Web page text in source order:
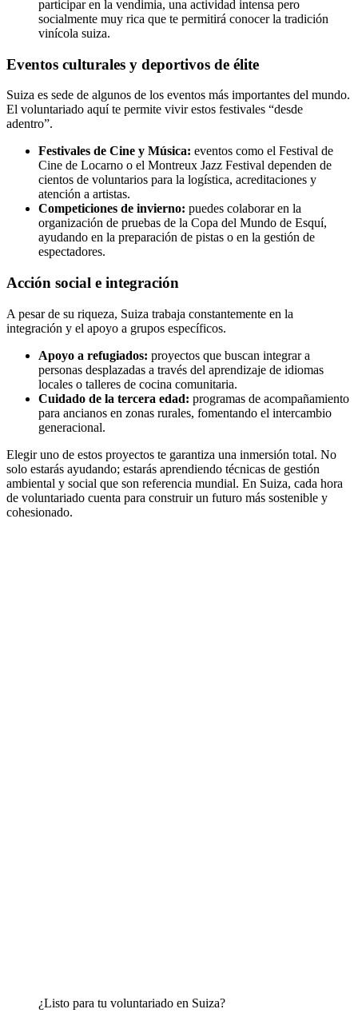
participar en la vendimia, una actividad intensa pero
socialmente muy rica que te permitirá conocer la tradición
vinícola suiza.
Eventos culturales y deportivos de élite
Suiza es sede de algunos de los eventos más importantes del mundo.
El voluntariado aquí te permite vivir estos festivales “desde
adentro”.
Festivales de Cine y Música: eventos como el Festival de
Cine de Locarno o el Montreux Jazz Festival dependen de
cientos de voluntarios para la logística, acreditaciones y
atención a artistas.
Competiciones de invierno: puedes colaborar en la
organización de pruebas de la Copa del Mundo de Esquí,
ayudando en la preparación de pistas o en la gestión de
espectadores.
Acción social e integración
A pesar de su riqueza, Suiza trabaja constantemente en la
integración y el apoyo a grupos específicos.
Apoyo a refugiados: proyectos que buscan integrar a
personas desplazadas a través del aprendizaje de idiomas
locales o talleres de cocina comunitaria.
Cuidado de la tercera edad: programas de acompañamiento
para ancianos en zonas rurales, fomentando el intercambio
generacional.
Elegir uno de estos proyectos te garantiza una inmersión total. No
solo estarás ayudando; estarás aprendiendo técnicas de gestión
ambiental y social que son referencia mundial. En Suiza, cada hora
de voluntariado cuenta para construir un futuro más sostenible y
cohesionado.
¿Listo para tu voluntariado en Suiza?